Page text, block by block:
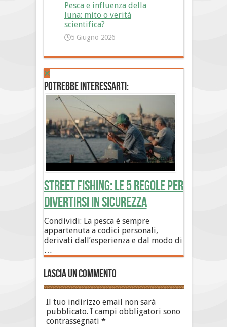
Pesca e influenza della
luna: mito o verità
scientifica?
5 Giugno 2026
Potrebbe interessarti:
Street Fishing: le 5 regole per
divertirsi in sicurezza
Condividi: La pesca è sempre
appartenuta a codici personali,
derivati dall’esperienza e dal modo di
…
Lascia un commento
Il tuo indirizzo email non sarà
pubblicato. I campi obbligatori sono
contrassegnati *